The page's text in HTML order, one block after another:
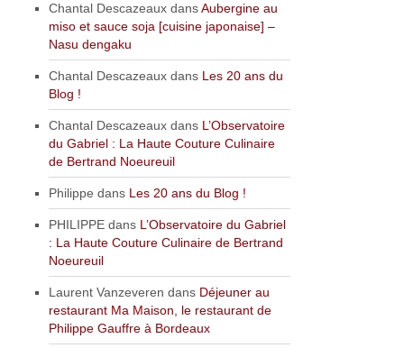
Chantal Descazeaux dansAubergine au
miso et sauce soja [cuisine japonaise] –
Nasu dengaku
Chantal Descazeaux dans Les 20 ans du
Blog !
Chantal Descazeaux dans L’Observatoire
du Gabriel : La Haute Couture Culinaire
de Bertrand Noeureuil
Philippe dans Les 20 ans du Blog !
PHILIPPE dans L’Observatoire du Gabriel
: La Haute Couture Culinaire de Bertrand
Noeureuil
Laurent Vanzeveren dans Déjeuner au
restaurant Ma Maison, le restaurant de
Philippe Gauffre à Bordeaux